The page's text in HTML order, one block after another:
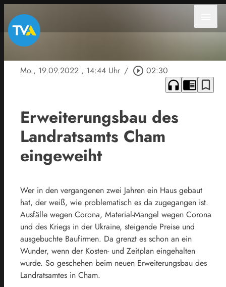
Mo., 19.09.2022 , 14:44 Uhr / play_circle_outline 02:30
headphones chrome_reader_mode bookmark_border
Erweiterungsbau des
Landratsamts Cham
eingeweiht
Wer in den vergangenen zwei Jahren ein Haus gebaut
hat, der weiß, wie problematisch es da zugegangen ist.
Ausfälle wegen Corona, Material-Mangel wegen Corona
und des Kriegs in der Ukraine, steigende Preise und
ausgebuchte Baufirmen. Da grenzt es schon an ein
Wunder, wenn der Kosten- und Zeitplan eingehalten
wurde. So geschehen beim neuen Erweiterungsbau des
Landratsamtes in Cham.